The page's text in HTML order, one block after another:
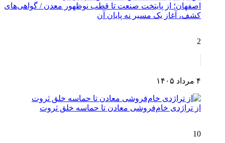
اصفهان؛ از پایتخت صنعت تا قطب نوظهور معدن / گواهی‌های
کشف، آغاز یک مسیر نه پایان آن
2
۴ مرداد ۱۴۰۵
از تراژدی خام‌فروشی معادن تا حماسه خلق ثروت
10